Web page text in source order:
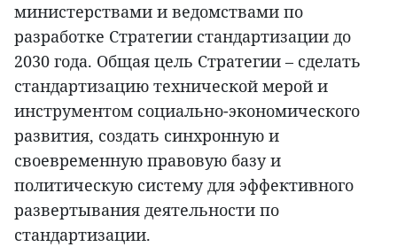
министерствами и ведомствами по
разработке Стратегии стандартизации до
2030 года. Общая цель Стратегии – сделать
стандартизацию технической мерой и
инструментом социально-экономического
развития, создать синхронную и
своевременную правовую базу и
политическую систему для эффективного
развертывания деятельности по
стандартизации.